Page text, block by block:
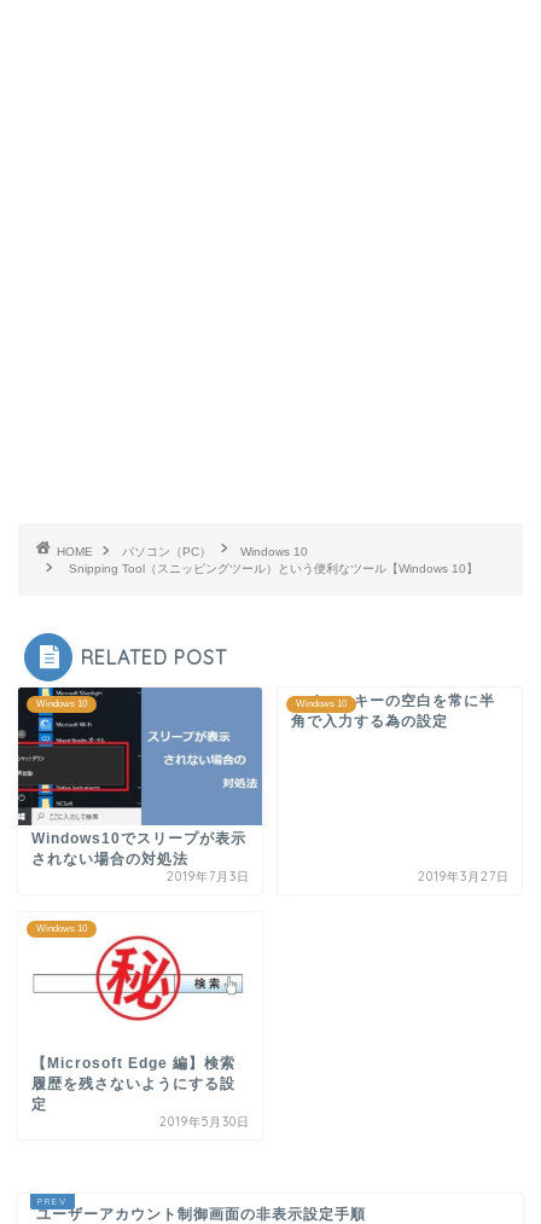
HOME パソコン（PC）
Windows 10
Snipping Tool（スニッピングツール）という便利なツール【Windows 10】
RELATED POST
Windows 10
Windows10でスリープが表示
されない場合の対処法
2019年7月3日
Windows 10
スペースキーの空白を常に半
角で入力する為の設定
2019年3月27日
Windows 10
【Microsoft Edge 編】検索
履歴を残さないようにする設
定
2019年5月30日
ユーザーアカウント制御画面の非表示設定手順